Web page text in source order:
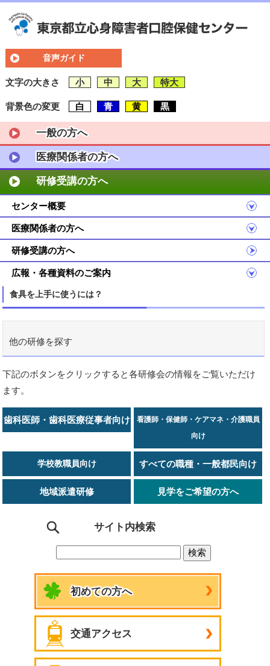
音声ガイド
文字の大きさ 小 中 大 特大
背景色の変更 白 青 黄 黒
一般の方へ
医療関係者の方へ
研修受講の方へ
センター概要
医療関係者の方へ
研修受講の方へ
広報・各種資料のご案内
食具を上手に使うには？
他の研修を探す
下記のボタンをクリックすると各研修会の情報をご覧いただけ
ます。
歯科医師・歯科医療従事者向け
看護師・保健師・ケアマネ・介護職員
向け
学校教職員向け すべての職種・一般都民向け
地域派遣研修 見学をご希望の方へ
サイト内検索
初めての方へ
交通アクセス